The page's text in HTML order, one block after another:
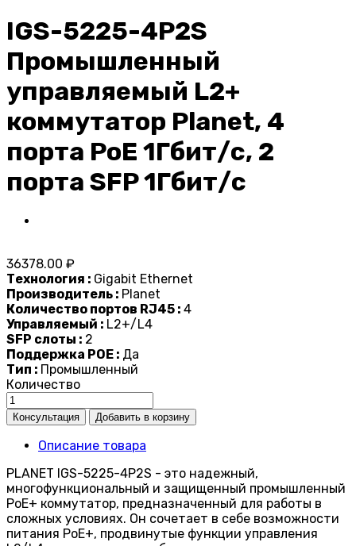
IGS-5225-4P2S
Промышленный
управляемый L2+
коммутатор Planet, 4
порта PoE 1Гбит/с, 2
порта SFP 1Гбит/с
36378.00 ₽
Технология : Gigabit Ethernet
Производитель : Planet
Количество портов RJ45 : 4
Управляемый : L2+/L4
SFP слоты : 2
Поддержка POE : Да
Тип : Промышленный
Количество
Описание товара
PLANET IGS-5225-4P2S - это надежный,
многофункциональный и защищенный промышленный
PoE+ коммутатор, предназначенный для работы в
сложных условиях. Он сочетает в себе возможности
питания PoE+, продвинутые функции управления